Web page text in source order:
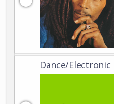
Dance/Electronic